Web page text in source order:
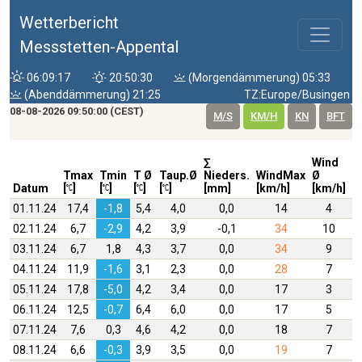
Wetterbericht
Messstetten-Appental
06:09:17 20:50:30
(Morgendämmerung) 05:33
(Abenddämmerung) 21:25
TZ:Europe/Busingen
08-08-2026 09:50:00 (CEST) M/S KM/H KN BFT
Datum
Tmax Tmin
T Ø
Taup.Ø
∑
Nieders.
[mm]
WindMax
[km/h]
Wind
Ø
[km/h]
01.11.24 17,4 -1,8 5,4 4,0 0,0 14
4
02.11.24
6,7 -2,9 4,2 3,9 -0,1 34 10
03.11.24
6,7 1,8 4,3 3,7 0,0 34 9
04.11.24
11,9 -1,6 3,1 2,3 0,0 28 7
05.11.24
17,8 -5,0 4,2 3,4 0,0 17 3
06.11.24
12,5 -0,7 6,4 6,0 0,0 17 5
07.11.24
7,6 0,3 4,6 4,2 0,0 18 7
08.11.24
6,6 -0,3 3,9 3,5 0,0 19 7